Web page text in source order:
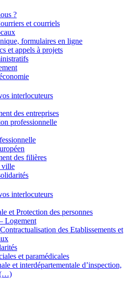
?
et courriels
formulaires en ligne
et appels à projets
interlocuteurs
des entreprises
professionnelle
des filières
ville
interlocuteurs
et Protection des personnes
Logement
des Etablissements et
et paramédicales
et interdépartementale d’inspection,
(…)